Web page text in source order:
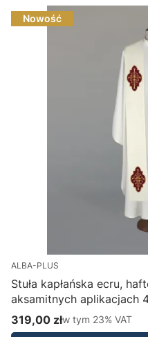
Nowość
ALBA-PLUS
Stuła kapłańska ecru,
aksamitnych aplikacjach
Cena brutto
319,00 złw tym %s VAT
w tym 23% VAT